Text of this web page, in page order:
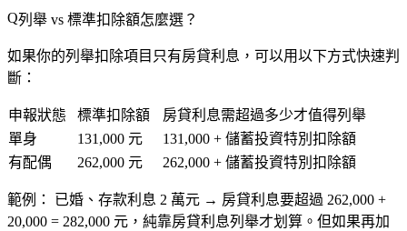
列舉 vs 標準扣除額怎麼選？
如果你的列舉扣除項目只有房貸利息，可以用以下方式快速判
斷：
申報狀態 標準扣除額
房貸利息需超過多少才值得列舉
單身
131,000 元
131,000 + 儲蓄投資特別扣除額
有配偶
262,000 元 262,000 + 儲蓄投資特別扣除額
範例：
已婚、存款利息 2 萬元 → 房貸利息要超過 262,000 +
20,000 = 282,000 元 ，純靠房貸利息列舉才划算。但如果再加